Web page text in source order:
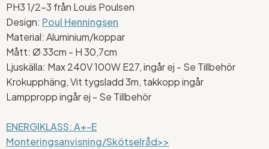
PH3 1/2-3 från Louis Poulsen
Design: Poul Henningsen
Material: Aluminium/koppar
Mått: Ø 33cm - H 30,7cm
Ljuskälla: Max 240V 100W E27, ingår ej - Se Tillbehör
Krokupphäng, Vit tygsladd 3m, takkopp ingår
Lamppropp ingår ej - Se Tillbehör
ENERGIKLASS: A+-E
Monteringsanvisning/Skötselråd>>